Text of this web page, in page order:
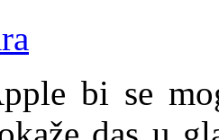
bi se